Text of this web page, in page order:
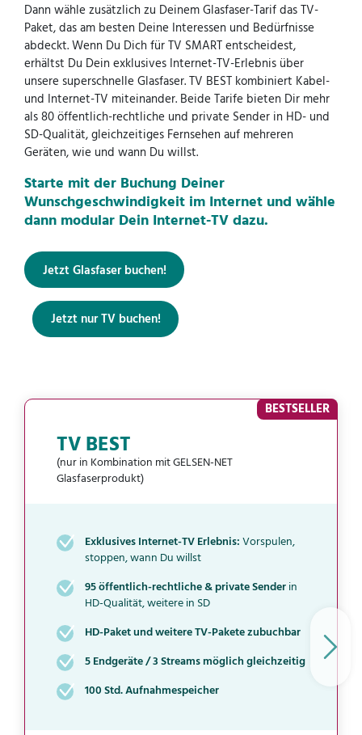
Dann wähle zusätzlich zu Deinem Glasfaser-Tarif das TV-
Paket, das am besten Deine Interessen und Bedürfnisse
abdeckt. Wenn Du Dich für TV SMART entscheidest,
erhältst Du Dein exklusives Internet-TV-Erlebnis über
unsere superschnelle Glasfaser. TV BEST kombiniert Kabel-
und Internet-TV miteinander. Beide Tarife bieten Dir mehr
als 80 öffentlich-rechtliche und private Sender in HD- und
SD-Qualität, gleichzeitiges Fernsehen auf mehreren
Geräten, wie und wann Du willst.
Starte mit der Buchung Deiner
Wunschgeschwindigkeit im Internet und wähle
dann modular Dein Internet-TV dazu.
Jetzt Glasfaser buchen!
Jetzt nur TV buchen!
BESTSELLER
TV BEST
(nur in Kombination mit GELSEN-NET
Glasfaserprodukt)
Exklusives Internet-TV Erlebnis:Vorspulen,
stoppen, wann Du willst
95 öffentlich-rechtliche & private Senderin
HD-Qualität, weitere in SD
HD-Paket und weitere TV-Pakete zubuchbar
5 Endgeräte / 3 Streams möglich gleichzeitig
100 Std. Aufnahmespeicher